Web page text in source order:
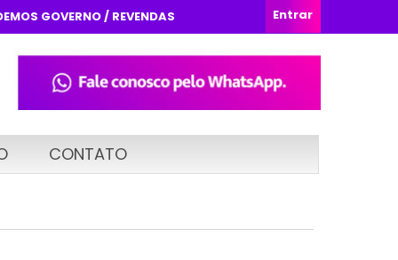
Entrar
GOVERNO / REVENDAS
CONTATO